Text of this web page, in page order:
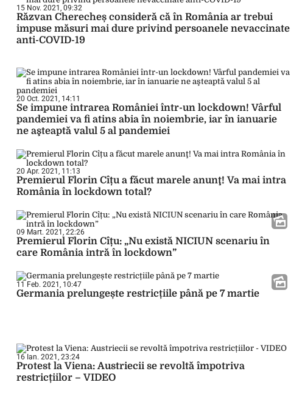
15 Nov. 2021, 09:32
Răzvan Cherecheș consideră că în România ar trebui
impuse măsuri mai dure privind persoanele nevaccinate
anti-COVID-19
20 Oct. 2021, 14:11
Se impune intrarea României într-un lockdown! Vârful
pandemiei va fi atins abia în noiembrie, iar în ianuarie
ne aşteaptă valul 5 al pandemiei
20 Apr. 2021, 11:13
Premierul Florin Cîțu a făcut marele anunţ! Va mai intra
România în lockdown total?
09 Mart. 2021, 22:26
Premierul Florin Cîțu: „Nu există NICIUN scenariu în
care România intră în lockdown”
11 Feb. 2021, 10:47
Germania prelungește restricțiile până pe 7 martie
16 Ian. 2021, 23:24
Protest la Viena: Austriecii se revoltă împotriva
restricțiilor – VIDEO